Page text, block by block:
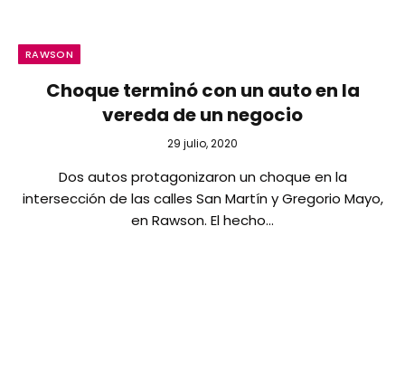
RAWSON
Choque terminó con un auto en la
vereda de un negocio
29 julio, 2020
Dos autos protagonizaron un choque en la
intersección de las calles San Martín y Gregorio Mayo,
en Rawson. El hecho…